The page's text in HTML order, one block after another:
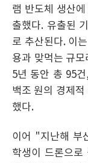
램 반도체 생산
출했다. 유출된
로 추산된다. 이
용과 맞먹는 규
5년 동안 총 95
백조 원의 경제
했다.
이어 "지난해 부
학생이 드론으로